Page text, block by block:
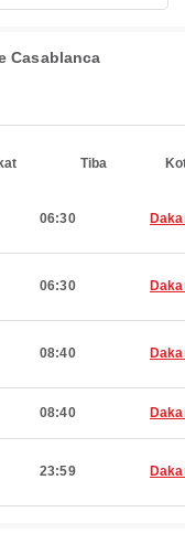
Casablanca
Tiba
06:30
06:30
08:40
08:40
23:59